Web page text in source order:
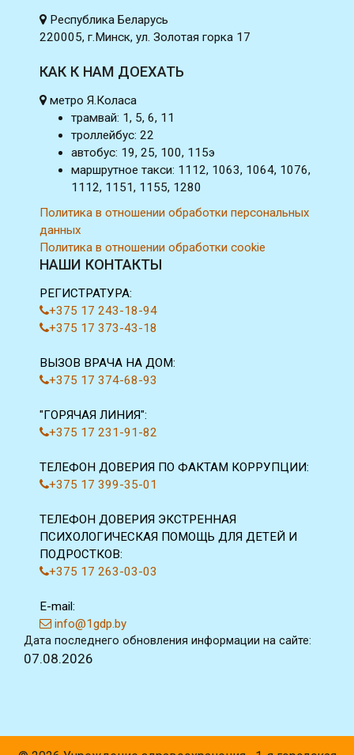
Республика Беларусь
220005, г.Минск, ул. Золотая горка 17
КАК К НАМ ДОЕХАТЬ
метро Я.Коласа
трамвай: 1, 5, 6, 11
троллейбус: 22
автобус: 19, 25, 100, 115э
маршрутное такси: 1112, 1063, 1064, 1076,
1112, 1151, 1155, 1280
Политика в отношении обработки персональных
данных
Политика в отношении обработки cookie
НАШИ КОНТАКТЫ
РЕГИСТРАТУРА:
+375 17 243-18-94
+375 17 373-43-18
ВЫЗОВ ВРАЧА НА ДОМ:
+375 17 374-68-93
"ГОРЯЧАЯ ЛИНИЯ":
+375 17 231-91-82
ТЕЛЕФОН ДОВЕРИЯ ПО ФАКТАМ КОРРУПЦИИ:
+375 17 399-35-01
ТЕЛЕФОН ДОВЕРИЯ ЭКСТРЕННАЯ
ПСИХОЛОГИЧЕСКАЯ ПОМОЩЬ ДЛЯ ДЕТЕЙ И
ПОДРОСТКОВ:
+375 17 263-03-03
E-mail:
info@1gdp.by
Дата последнего обновления информации на сайте:
07.08.2026